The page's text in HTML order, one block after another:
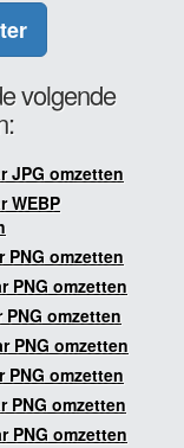
volgende
JPG omzetten
WEBP
PNG omzetten
PNG omzetten
PNG omzetten
PNG omzetten
PNG omzetten
PNG omzetten
PNG omzetten